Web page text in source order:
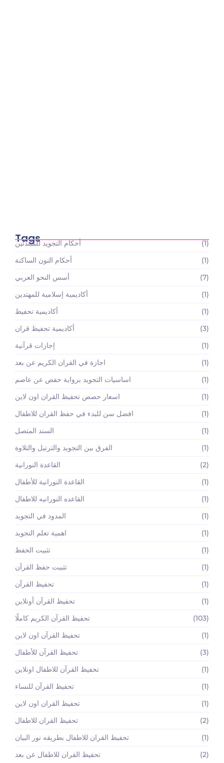
Tags
أحكام التجويد للمبتدئين
(1)
أحكام النون الساكنة
(1)
أسس النحو العربي
(7)
أكاديمية إسلامية للمهتدين
(1)
أكاديمية تحفيظ
(1)
أكاديمية تحفيظ قران
(3)
إجازات قرآنية
(1)
اجازة في القران الكريم عن بعد
(1)
اساسيات التجويد برواية حفص عن عاصم
(1)
اسعار حصص تحفيظ القران اون لاين
(1)
افضل سن للبدء في حفظ القران للاطفال
(1)
السند المتصل
(1)
الفرق بين التجويد والترتيل والتلاوة
(1)
القاعدة النورانية
(2)
القاعدة النورانية للأطفال
(1)
القاعده النورانيه للاطفال
(1)
المدود في التجويد
(1)
اهمية تعلم التجويد
(1)
تثبيت الحفظ
(1)
تثبيت حفظ القرآن
(1)
تحفيظ القرآن
(1)
تحفيظ القرآن أونلاين
(1)
تحفيظ القرآن الكريم كاملًا
(103)
تحفيظ القرآن اون لاين
(1)
تحفيظ القرآن للأطفال
(3)
تحفيظ القرآن للاطفال اونلاين
(1)
تحفيظ القرآن للنساء
(1)
تحفيظ القران اون لاين
(1)
تحفيظ القران للاطفال
(2)
تحفيظ القران للاطفال بطريقه نور البيان
(1)
تحفيظ القران للاطفال عن بعد
(2)